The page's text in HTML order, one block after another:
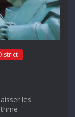
les